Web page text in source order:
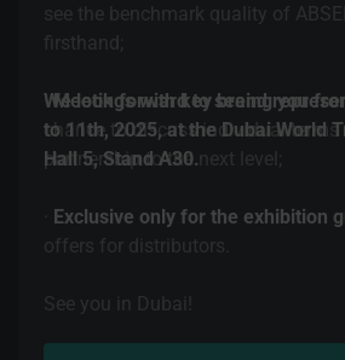
see the benchmark quality of
firsthand;
·Meetings with key brand
chance to discuss individual terms
partnership to the next level;
Exclusive only for the exhibition
offers for distributors.
We look forward to seeing you
to 11th, 2025, at the Dubai World
Hall 5, Stand A30.
See you in Dubai!